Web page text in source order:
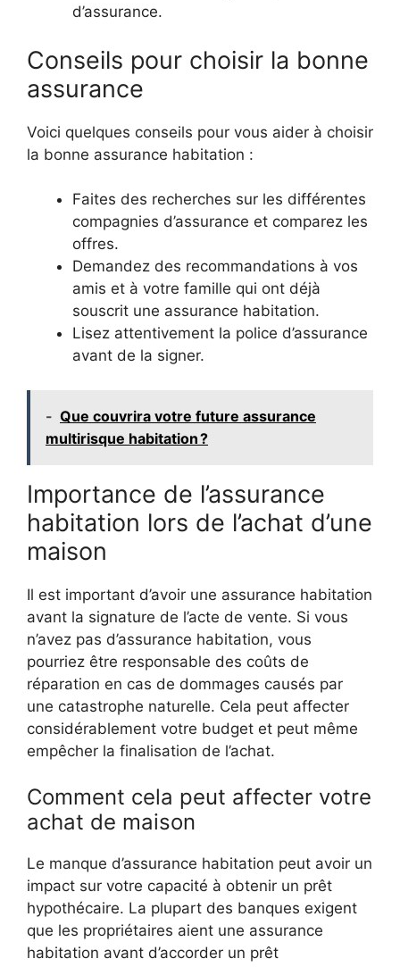
d’assurance.
Conseils pour choisir la bonne
assurance
Voici quelques conseils pour vous aider à choisir
la bonne assurance habitation :
Faites des recherches sur les différentes
compagnies d’assurance et comparez les
offres.
Demandez des recommandations à vos
amis et à votre famille qui ont déjà
souscrit une assurance habitation.
Lisez attentivement la police d’assurance
avant de la signer.
- Que couvrira votre future assurance
multirisque habitation ?
Importance de l’assurance
habitation lors de l’achat d’une
maison
Il est important d’avoir une assurance habitation
avant la signature de l’acte de vente. Si vous
n’avez pas d’assurance habitation, vous
pourriez être responsable des coûts de
réparation en cas de dommages causés par
une catastrophe naturelle. Cela peut affecter
considérablement votre budget et peut même
empêcher la finalisation de l’achat.
Comment cela peut affecter votre
achat de maison
Le manque d’assurance habitation peut avoir un
impact sur votre capacité à obtenir un prêt
hypothécaire. La plupart des banques exigent
que les propriétaires aient une assurance
habitation avant d’accorder un prêt